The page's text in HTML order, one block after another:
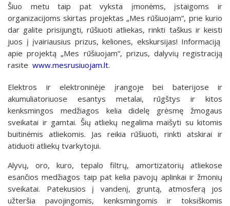
Šiuo metu taip pat vyksta įmonėms, įstaigoms ir
organizacijoms skirtas projektas „Mes rūšiuojam“, prie kurio
dar galite prisijungti, rūšiuoti atliekas, rinkti taškus ir keisti
juos į įvairiausius prizus, keliones, ekskursijas! Informaciją
apie projektą „Mes rūšiuojam“, prizus, dalyvių registraciją
rasite www.mesrusiuojam.lt.
Elektros ir elektroninėje įrangoje bei baterijose ir
akumuliatoriuose esantys metalai, rūgštys ir kitos
kenksmingos medžiagos kelia didelę grėsmę žmogaus
sveikatai ir gamtai. Šių atliekų negalima maišyti su kitomis
buitinėmis atliekomis. Jas reikia rūšiuoti, rinkti atskirai ir
atiduoti atliekų tvarkytojui.
Alyvų, oro, kuro, tepalo filtrų, amortizatorių atliekose
esančios medžiagos taip pat kelia pavojų aplinkai ir žmonių
sveikatai. Patekusios į vandenį, gruntą, atmosferą jos
užteršia pavojingomis, kenksmingomis ir toksiškomis